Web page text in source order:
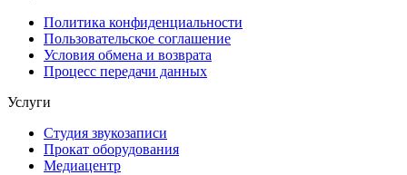
Политика конфиденциальности
Пользовательское соглашение
Условия обмена и возврата
Процесс передачи данных
Услуги
Студия звукозаписи
Прокат оборудования
Медиацентр